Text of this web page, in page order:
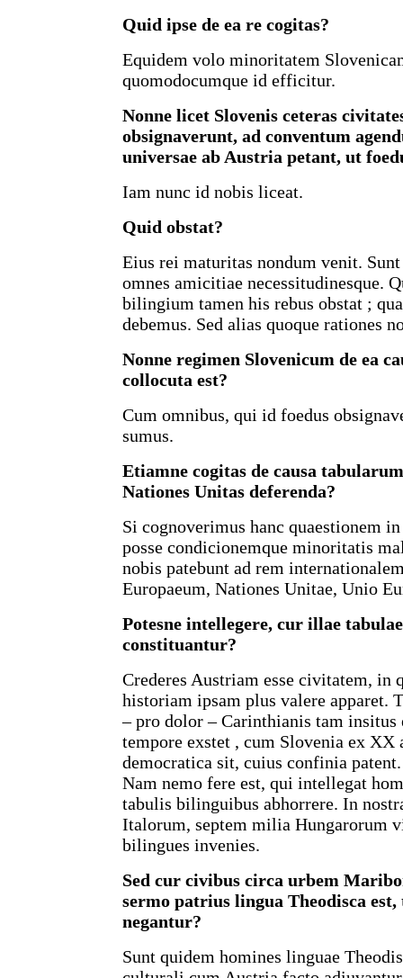
Quid ipse de ea re cogitas?
Equidem volo minoritatem
quomodocumque id efficitur.
Nonne licet Slovenis ceteras
obsignaverunt, ad conventum
universae ab Austria petant, ut
Iam nunc id nobis liceat.
Quid obstat?
Eius rei maturitas nondum venit.
omnes amicitiae necessitudinesque.
bilingium tamen his rebus obstat ;
debemus. Sed alias quoque rationes
Nonne regimen Slovenicum de ea
collocuta est?
Cum omnibus, qui id foedus
sumus.
Etiamne cogitas de causa
Nationes Unitas deferenda?
Si cognoverimus hanc quaestionem
posse condicionemque minoritatis
nobis patebunt ad rem
Europaeum, Nationes Unitae, Unio
Potesne intellegere, cur illae
constituantur?
Crederes Austriam esse civitatem, in
historiam ipsam plus valere apparet.
– pro dolor – Carinthianis tam insitus
tempore exstet , cum Slovenia ex XX
democratica sit, cuius confinia
Nam nemo fere est, qui intellegat
tabulis bilinguibus abhorrere. In
Italorum, septem milia Hungarorum
bilingues invenies.
Sed cur civibus circa urbem
sermo patrius lingua Theodisca
negantur?
Sunt quidem homines linguae